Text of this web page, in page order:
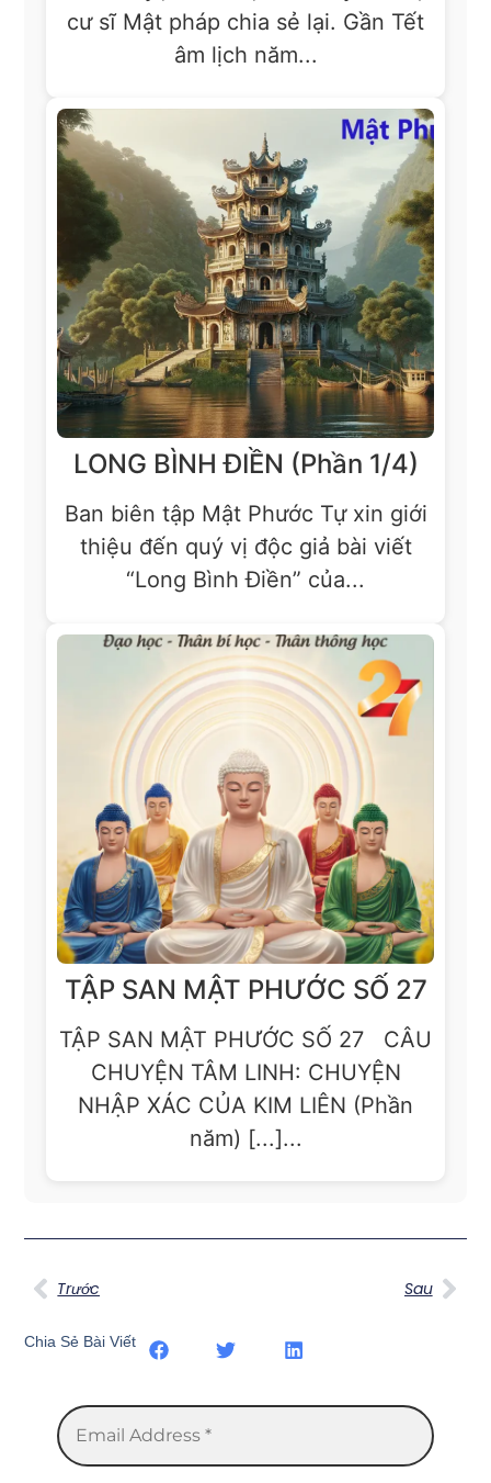
cư sĩ Mật pháp chia sẻ lại. Gần Tết
âm lịch năm...
LONG BÌNH ĐIỀN (Phần 1/4)
Ban biên tập Mật Phước Tự xin giới
thiệu đến quý vị độc giả bài viết
“Long Bình Điền” của...
TẬP SAN MẬT PHƯỚC SỐ 27
TẬP SAN MẬT PHƯỚC SỐ 27 CÂU
CHUYỆN TÂM LINH: CHUYỆN
NHẬP XÁC CỦA KIM LIÊN (Phần
năm) [...]...
Trước Sau
Chia Sẻ Bài Viết